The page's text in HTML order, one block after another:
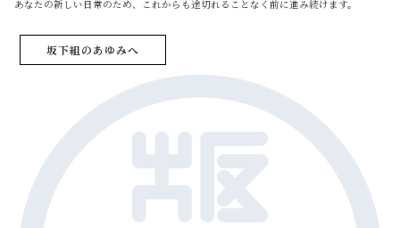
あなたの新しい日常のため、これからも途切れることなく前に進み続けます。
坂下組のあゆみへ